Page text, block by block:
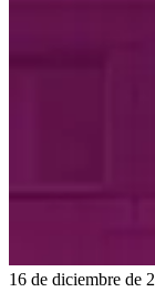
16 de diciembre de